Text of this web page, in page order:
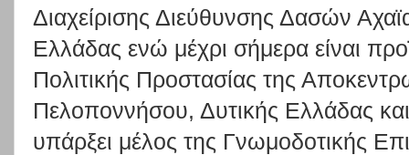
Διαχείρισης Διεύθυνσης Δασών
Ελλάδας ενώ μέχρι σήμερα είναι
Πολιτικής Προστασίας της
Πελοποννήσου, Δυτικής Ελλάδας
υπάρξει μέλος της Γνωμοδοτικής